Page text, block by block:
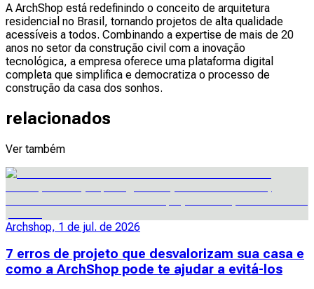
A ArchShop está redefinindo o conceito de arquitetura
residencial no Brasil, tornando projetos de alta qualidade
acessíveis a todos. Combinando a expertise de mais de 20
anos no setor da construção civil com a inovação
tecnológica, a empresa oferece uma plataforma digital
completa que simplifica e democratiza o processo de
construção da casa dos sonhos.
relacionados
Ver também
Archshop, 1 de jul. de 2026
7 erros de projeto que desvalorizam sua casa e
como a ArchShop pode te ajudar a evitá-los